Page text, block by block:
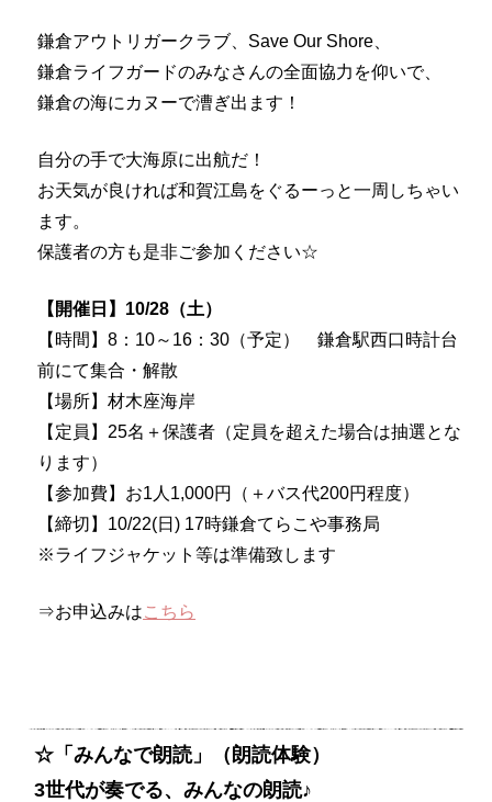
鎌倉アウトリガークラブ、Save Our Shore、
鎌倉ライフガードのみなさんの全面協力を仰いで、
鎌倉の海にカヌーで漕ぎ出ます！
自分の手で大海原に出航だ！
お天気が良ければ和賀江島をぐるーっと一周しちゃい
ます。
保護者の方も是非ご参加ください☆
【開催日】10/28（土）
【時間】8：10～16：30（予定） 鎌倉駅西口時計台
前にて集合・解散
【場所】材木座海岸
【定員】25名＋保護者（定員を超えた場合は抽選とな
ります）
【参加費】お1人1,000円（＋バス代200円程度）
【締切】10/22(日) 17時鎌倉てらこや事務局
※ライフジャケット等は準備致します
⇒お申込みはこちら
☆「みんなで朗読」（朗読体験）
3世代が奏でる、みんなの朗読♪